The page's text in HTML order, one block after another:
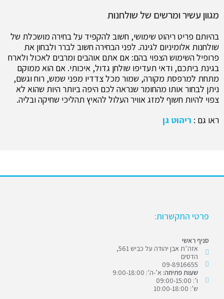
מגוון עשיר ומרשים של שולחנות
בהיותם פריט ריהוט שימושי, חשוב להקפיד על בחירה מושכלת של
שולחנות אלומיניום לגינה. לפני הבחירה חשוב לברר ולבחון את
פרופיל השימוש הצפוי בהם: אם אתם אוהבים ומרבים לאכול ולארח
בגינת ביתכם, ודאי תעדיפו שולחן גדול, איכותי. אם הוא ממוקם
מתחת למרפסת מקורה, שמור מכל צדדיו מפני שמש, רוח וגשם,
ניתן לבחור אותו מהחומר שנראה לכם היפה ביותר היות שהוא לא
צפוי להיות חשוף למזג אוויר העלול להאיץ תהליכי שחיקה ובליה.
ראו גם : ריהוט גן
פרטי התקשרות:
סניף ראשי
אזה״ת אבן יהודה על כביש 561,
הדסים
09-8916655
שעות פתיחה: א’-ה’: 9:00-18:00
ו’: 09:00-15:00
ש’: 10:00-18:00